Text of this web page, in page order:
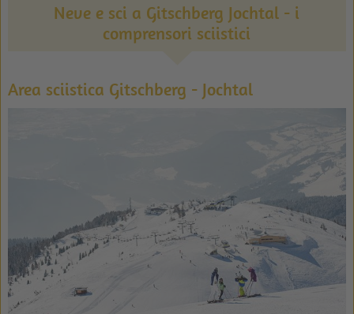
Neve e sci a Gitschberg Jochtal - i
comprensori sciistici
Area sciistica Gitschberg - Jochtal